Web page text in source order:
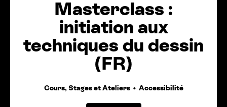
Masterclass :
initiation aux
techniques du dessin
(FR)
Cours, Stages et Ateliers Accessibilité